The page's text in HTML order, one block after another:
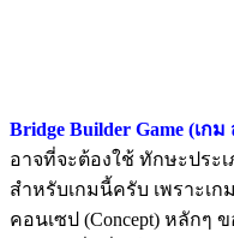
Bridge Builder Game (เก
อาจที่จะต้องใช้ ทักษะปร
สำหรับเกมนี้ครับ เพราะเ
คอนเซป (Concept) หลัก